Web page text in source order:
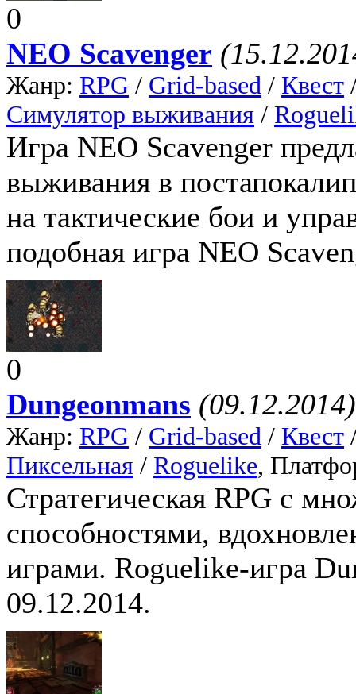
0
NEO Scavenger
Жанр: RPG / Grid-based / Квест
Симулятор выживания /
Игра NEO Scavenger
выживания в
на тактические бои и
подобная игра NEO
0
Dungeonmans (09.12.2014)
Жанр: RPG / Grid-based / Квест
Пиксельная / Roguelike,
Стратегическая RPG с
способностями,
играми. Roguelike-игра
09.12.2014.